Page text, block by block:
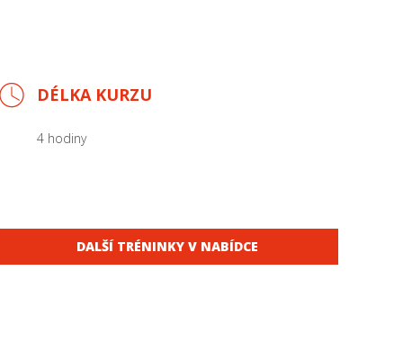
DÉLKA KURZU
4 hodiny
DALŠÍ TRÉNINKY V NABÍDCE